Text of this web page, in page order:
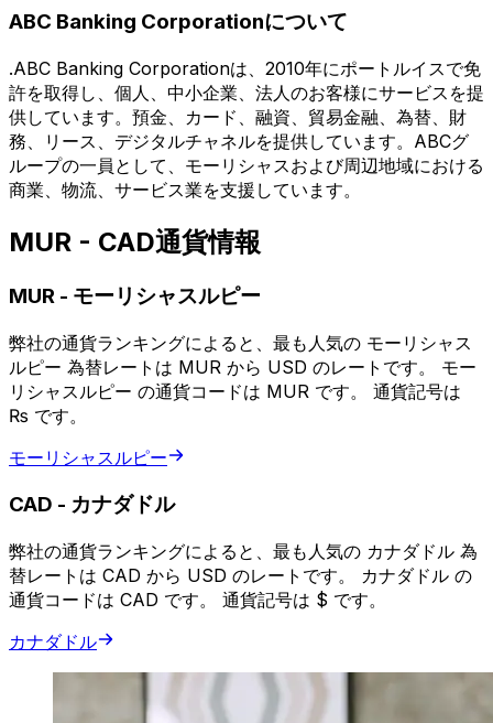
ABC Banking Corporationについて
.ABC Banking Corporationは、2010年にポートルイスで免
許を取得し、個人、中小企業、法人のお客様にサービスを提
供しています。預金、カード、融資、貿易金融、為替、財
務、リース、デジタルチャネルを提供しています。ABCグ
ループの一員として、モーリシャスおよび周辺地域における
商業、物流、サービス業を支援しています。
MUR - CAD通貨情報
MUR - モーリシャスルピー
弊社の通貨ランキングによると、最も人気の モーリシャス
ルピー 為替レートは MUR から USD のレートです。 モー
リシャスルピー の通貨コードは MUR です。 通貨記号は
₨ です。
モーリシャスルピー
CAD - カナダドル
弊社の通貨ランキングによると、最も人気の カナダドル 為
替レートは CAD から USD のレートです。 カナダドル の
通貨コードは CAD です。 通貨記号は $ です。
カナダドル